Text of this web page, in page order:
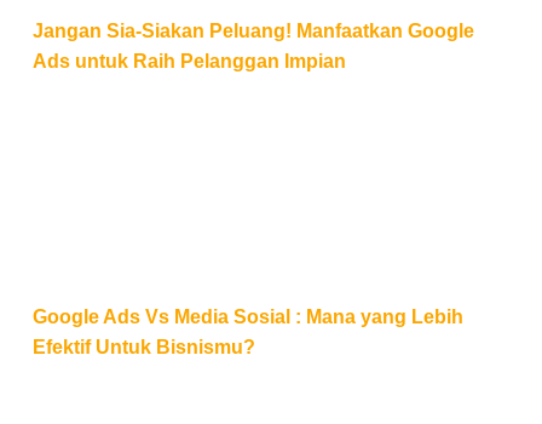
Jangan Sia-Siakan Peluang! Manfaatkan Google
Ads untuk Raih Pelanggan Impian
Google Ads Vs Media Sosial : Mana yang Lebih
Efektif Untuk Bisnismu?